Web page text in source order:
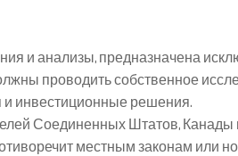
и анализы, предназначена
проводить собственное
и инвестиционные решения.
Соединенных Штатов,
местным законам или